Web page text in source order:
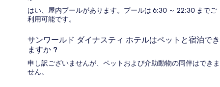
はい、屋内プールがあります。プールは 6:30 ～ 22:30 までご
利用可能です。
サンワールド ダイナスティ ホテルはペットと宿泊でき
ますか ?
申し訳ございませんが、ペットおよび介助動物の同伴はできま
せん。